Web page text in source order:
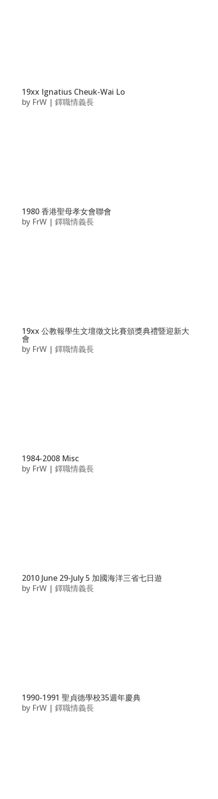
19xx Ignatius Cheuk-Wai Lo
by FrW| 鐸職情義長
1980 香港聖母孝女會聯會
by FrW| 鐸職情義長
19xx 公教報學生文壇徵文比賽頒獎典禮暨迎新大
會
by FrW| 鐸職情義長
1984-2008 Misc
by FrW| 鐸職情義長
2010 June 29-July 5 加國海洋三省七日遊
by FrW| 鐸職情義長
1990-1991 聖貞德學校35週年慶典
by FrW| 鐸職情義長